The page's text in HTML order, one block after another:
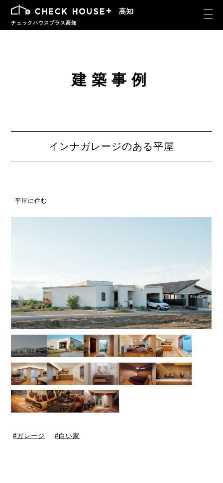
チェックハウスプラス高知
建築事例
インナガレージのある平屋
平屋に住む
ガレージ 白い家